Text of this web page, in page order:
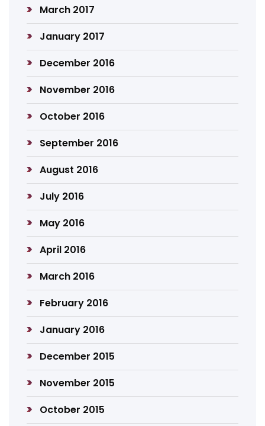
March 2017
January 2017
December 2016
November 2016
October 2016
September 2016
August 2016
July 2016
May 2016
April 2016
March 2016
February 2016
January 2016
December 2015
November 2015
October 2015